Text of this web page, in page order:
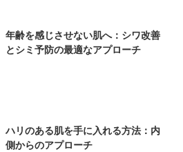
年齢を感じさせない肌へ：シワ改善
とシミ予防の最適なアプローチ
ハリのある肌を手に入れる方法：内
側からのアプローチ